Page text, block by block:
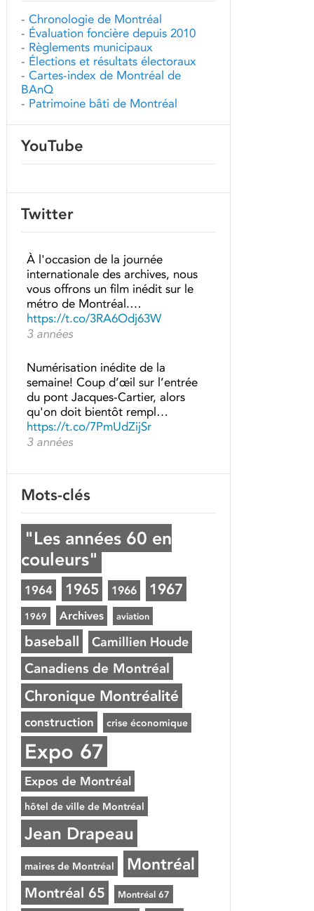
- Chronologie de Montréal
- Évaluation foncière depuis 2010
- Règlements municipaux
- Élections et résultats électoraux
- Cartes-index de Montréal de
BAnQ
- Patrimoine bâti de Montréal
YouTube
Twitter
À l'occasion de la journée
internationale des archives, nous
vous offrons un film inédit sur le
métro de Montréal.…
https://t.co/3RA6Odj63W
3 années
Numérisation inédite de la
semaine! Coup d’œil sur l’entrée
du pont Jacques-Cartier, alors
qu'on doit bientôt rempl…
https://t.co/7PmUdZijSr
3 années
Mots-clés
"Les années 60 en
couleurs"
1964 1965 1966 1967
1969 Archives aviation
baseball Camillien Houde
Canadiens de Montréal
Chronique Montréalité
construction crise économique
Expo 67
Expos de Montréal
hôtel de ville de Montréal
Jean Drapeau
maires de Montréal Montréal
Montréal 65 Montréal 67